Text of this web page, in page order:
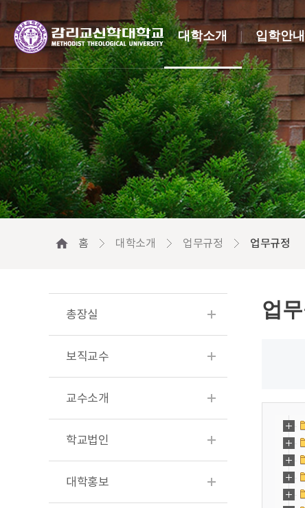
대학소개 입학안내
홈 대학소개 업무규정 업무규정
총장실
보직교수
교수소개
학교법인
대학홍보
업